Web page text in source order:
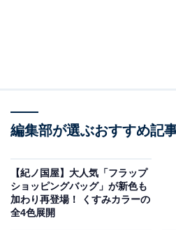
「Rowena（ロウェナ）」 の2
リジナルアイテムとなっていま
ポータブルポーチ（税込3899円
チ4.5センチとコンパクトなサイ
ポケットが付いているので仕分
編集部が選ぶおすすめ記
【紀ノ国屋】大人気「フラップ
ショッピングバッグ」が新色も
加わり再登場！ くすみカラーの
全4色展開